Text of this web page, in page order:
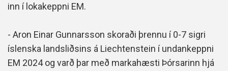
inn í lokakeppni EM.
- Aron Einar Gunnarsson skoraði þrennu í 0-7 sigri
íslenska landsliðsins á Liechtenstein í undankeppni
EM 2024 og varð þar með markahæsti Þórsarinn hjá